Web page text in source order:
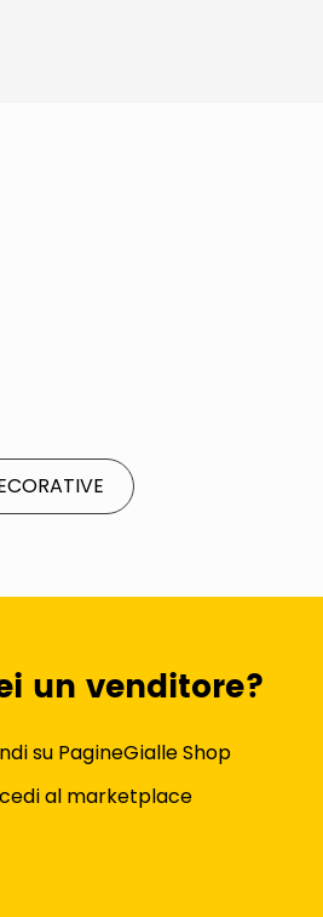
un venditore?
su PagineGialle Shop
al marketplace